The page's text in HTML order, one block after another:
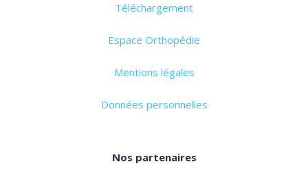
Téléchargement
Espace Orthopédie
Mentions légales
Données personnelles
Nos partenaires